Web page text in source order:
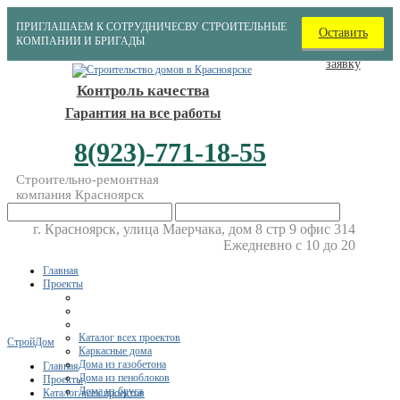
ПРИГЛАШАЕМ К СОТРУДНИЧЕСВУ СТРОИТЕЛЬНЫЕ
КОМПАНИИ И БРИГАДЫ
Оставить
заявку
Контроль качества
Гарантия на все работы
8(923)-771-18-55
Строительно-ремонтная
компания Красноярск
г. Красноярск, улица Маерчака, дом 8 стр 9 офис 314
Ежедневно с 10 до 20
Главная
Проекты
Каталог всех проектов
Каркасные дома
Дома из газобетона
Дома из пеноблоков
Дома из бруса
СтройДом
Главная
Проекты
Каталог всех проектов